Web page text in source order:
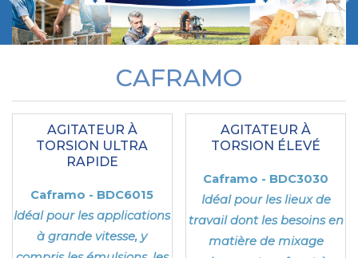
Previous
CAFRAMO
AGITATEUR À
TORSION ULTRA
RAPIDE
Caframo - BDC6015
Idéal pour les applications
à grande vitesse, y
AGITATEUR À
TORSION ÉLEVÉ
Caframo - BDC3030
Idéal pour les lieux de
travail dont les besoins en
matière de mixage